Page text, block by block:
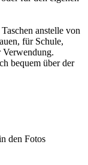
anstelle von
für Schule,
Verwendung.
bequem über der
den Fotos